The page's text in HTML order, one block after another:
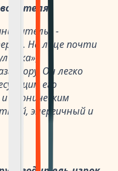
-
На лице почти
Он легко
его
ироническим
энергичный и